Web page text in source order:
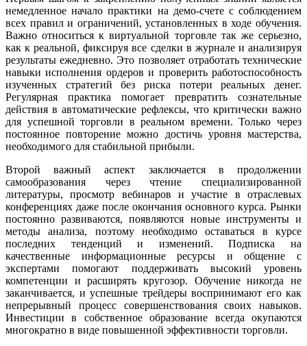
немедленное начало практики на демо-счете с соблюдением
всех правил и ограничений, установленных в ходе обучения.
Важно относиться к виртуальной торговле так же серьезно,
как к реальной, фиксируя все сделки в журнале и анализируя
результаты ежедневно. Это позволяет отработать технические
навыки исполнения ордеров и проверить работоспособность
изученных стратегий без риска потери реальных денег.
Регулярная практика помогает превратить сознательные
действия в автоматические рефлексы, что критически важно
для успешной торговли в реальном времени. Только через
постоянное повторение можно достичь уровня мастерства,
необходимого для стабильной прибыли.
Второй важный аспект заключается в продолжении
самообразования через чтение специализированной
литературы, просмотр вебинаров и участие в отраслевых
конференциях даже после окончания основного курса. Рынки
постоянно развиваются, появляются новые инструменты и
методы анализа, поэтому необходимо оставаться в курсе
последних тенденций и изменений. Подписка на
качественные информационные ресурсы и общение с
экспертами помогают поддерживать высокий уровень
компетенции и расширять кругозор. Обучение никогда не
заканчивается, и успешные трейдеры воспринимают его как
непрерывный процесс совершенствования своих навыков.
Инвестиции в собственное образование всегда окупаются
многократно в виде повышенной эффективности торговли.